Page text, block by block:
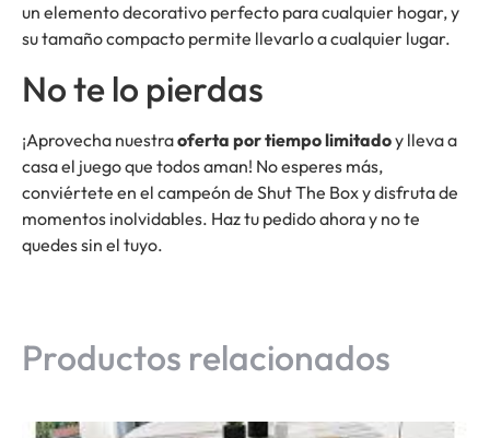
un elemento decorativo perfecto para cualquier hogar, y
su tamaño compacto permite llevarlo a cualquier lugar.
No te lo pierdas
¡Aprovecha nuestraoferta por tiempo limitadoy lleva a
casa el juego que todos aman! No esperes más,
conviértete en el campeón de Shut The Box y disfruta de
momentos inolvidables. Haz tu pedido ahora y no te
quedes sin el tuyo.
Productos relacionados